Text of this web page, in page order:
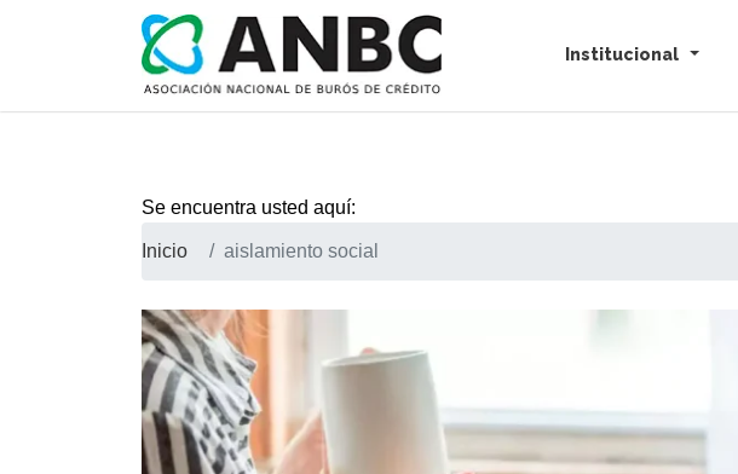
Institucional
Se encuentra usted aquí:
Inicio aislamiento social